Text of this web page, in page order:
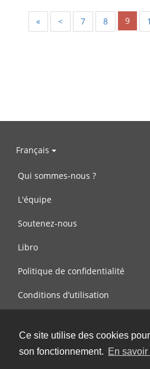
Ce site utilise des cookies
son fonctionnement. En savoir
« < 7 8 9
Français
Qui sommes-nous ?
L'équipe
Soutenez-nous
Libro
Politique de confidentialité
Conditions d’utilisation